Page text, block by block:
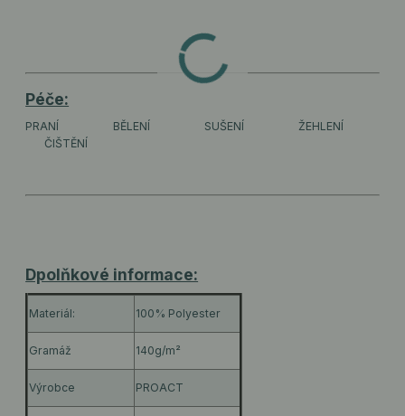
Péče:
PRANÍ BĚLENÍ SUŠENÍ
ŽEHLENÍ
ČIŠTĚNÍ
Dpolňkové informace:
Materiál: 100% Polyester
Gramáž 140g/m²
Výrobce PROACT